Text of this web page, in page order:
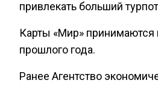
привлекать больший
Карты «Мир» принимаются
прошлого года.
Ранее Агентство